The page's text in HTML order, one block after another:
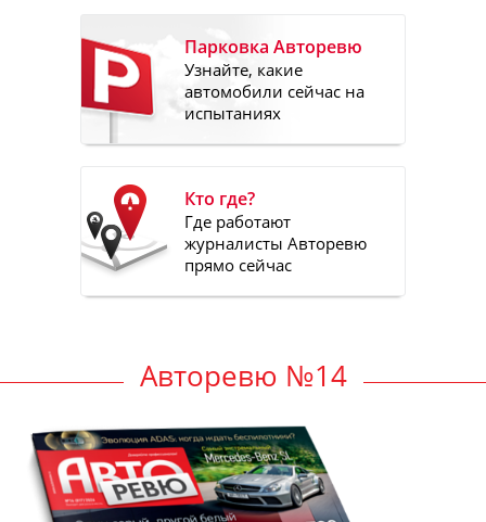
Парковка Авторевю
Узнайте, какие
автомобили сейчас на
испытаниях
Кто где?
Где работают
журналисты Авторевю
прямо сейчас
Авторевю №14